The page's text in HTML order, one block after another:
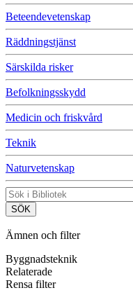
Beteendevetenskap
Räddningstjänst
Särskilda risker
Befolkningsskydd
Medicin och friskvård
Teknik
Naturvetenskap
Ämnen och filter
Byggnadsteknik
Relaterade
Rensa filter